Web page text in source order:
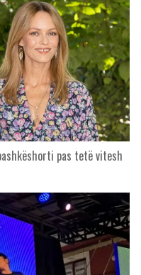
pas tetë vitesh